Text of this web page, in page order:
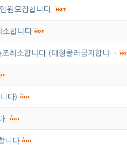
원모집합니다.
소합니다
취소합니다.(대형쿨러금지합니…
다)
.
니다